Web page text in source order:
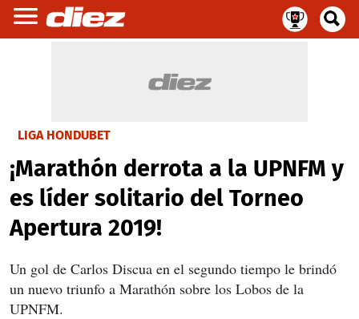
LIGA HONDUBET
¡Marathón derrota a la UPNFM y
es líder solitario del Torneo
Apertura 2019!
Un gol de Carlos Discua en el segundo tiempo le brindó
un nuevo triunfo a Marathón sobre los Lobos de la
UPNFM.